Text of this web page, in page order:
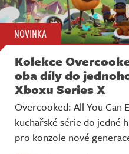
NOVINKA
Kolekce
oba díly do
Xboxu Series X
Overcooked: All You Can
kuchařské série do jedné
pro konzole nové